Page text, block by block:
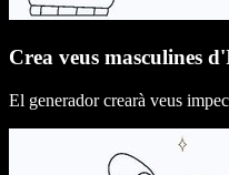
Crea veus masculines
El generador crearà veus